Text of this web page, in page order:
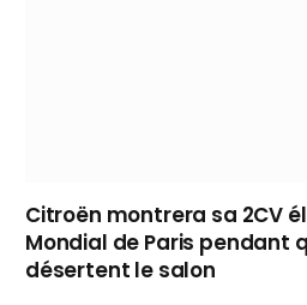
Citroën montrera sa 2CV
Mondial de Paris pendant
désertent le salon